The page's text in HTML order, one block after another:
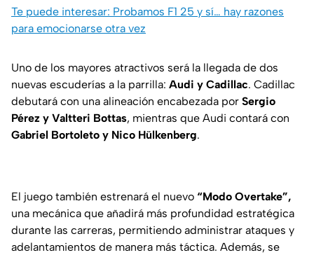
Te puede interesar: Probamos F1 25 y sí… hay razones
para emocionarse otra vez
Uno de los mayores atractivos será la llegada de dos
nuevas escuderías a la parrilla: Audi y Cadillac. Cadillac
debutará con una alineación encabezada por Sergio
Pérez y Valtteri Bottas, mientras que Audi contará con
Gabriel Bortoleto y Nico Hülkenberg.
El juego también estrenará el nuevo “Modo Overtake”,
una mecánica que añadirá más profundidad estratégica
durante las carreras, permitiendo administrar ataques y
adelantamientos de manera más táctica. Además, se